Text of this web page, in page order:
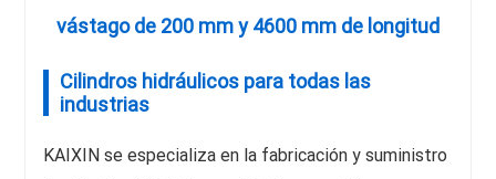
vástago de 200 mm y 4600 mm de longitud
Cilindros hidráulicos para todas las
industrias
KAIXIN se especializa en la fabricación y suministro